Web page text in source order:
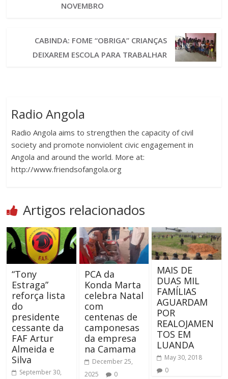
NOVEMBRO
CABINDA: FOME “OBRIGA” CRIANÇAS
DEIXAREM ESCOLA PARA TRABALHAR
Radio Angola
Radio Angola aims to strengthen the capacity of civil
society and promote nonviolent civic engagement in
Angola and around the world. More at:
http://www.friendsofangola.org
Artigos relacionados
“Tony
Estraga”
reforça lista
do
presidente
cessante da
FAF Artur
Almeida e
Silva
September 30,
PCA da
Konda Marta
celebra Natal
com
centenas de
camponesas
da empresa
na Camama
December 25,
2025
0
MAIS DE
DUAS MIL
FAMÍLIAS
AGUARDAM
POR
REALOJAMEN
TOS EM
LUANDA
May 30, 2018
0